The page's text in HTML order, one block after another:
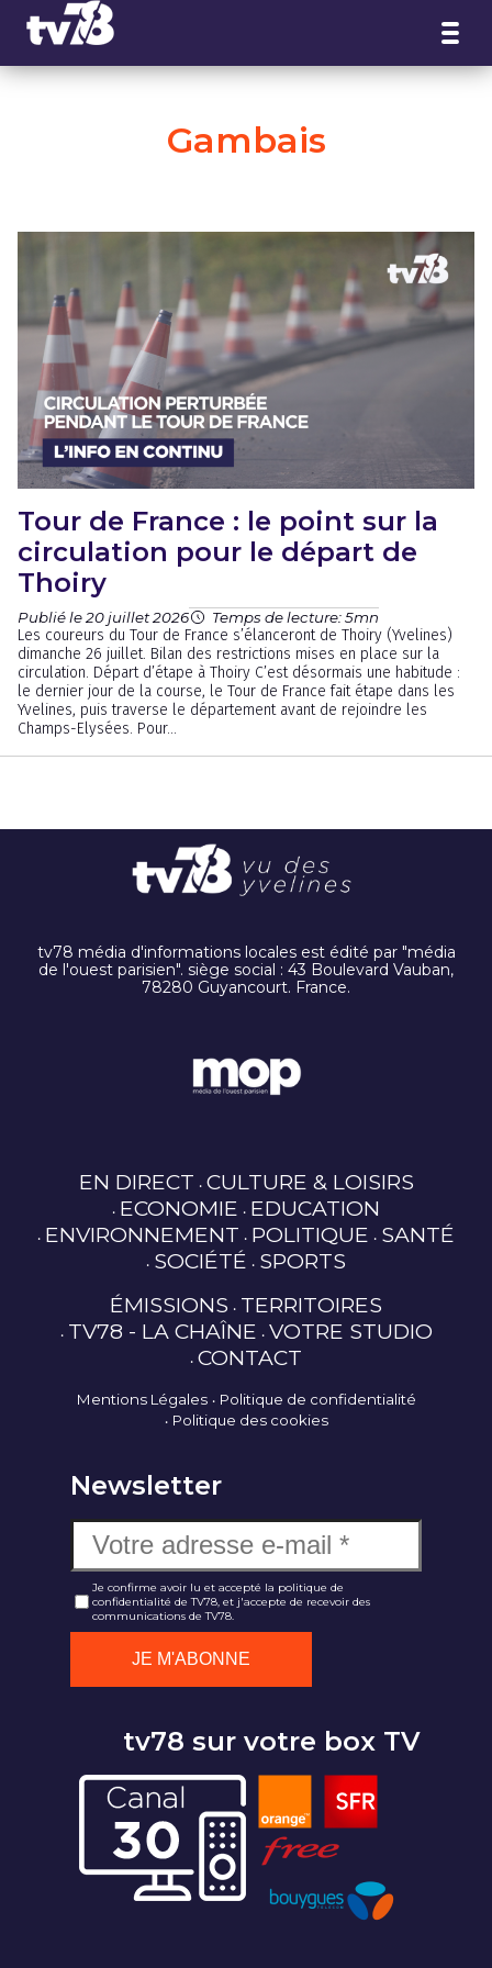
Gambais
Tour de France : le point sur la
circulation pour le départ de
Thoiry
Publié le 20 juillet 2026 Temps de lecture: 5mn
Les coureurs du Tour de France s’élanceront de Thoiry (Yvelines)
dimanche 26 juillet. Bilan des restrictions mises en place sur la
circulation. Départ d’étape à Thoiry C’est désormais une habitude :
le dernier jour de la course, le Tour de France fait étape dans les
Yvelines, puis traverse le département avant de rejoindre les
Champs-Elysées. Pour...
tv78 média d'informations locales est édité par "média
de l'ouest parisien". siège social : 43 Boulevard Vauban,
78280 Guyancourt. France.
EN DIRECT CULTURE & LOISIRS
ECONOMIE EDUCATION
ENVIRONNEMENT POLITIQUE SANTÉ
SOCIÉTÉ SPORTS
ÉMISSIONS TERRITOIRES
TV78 - LA CHAÎNE VOTRE STUDIO
CONTACT
Mentions Légales
Politique de confidentialité
Politique des cookies
Newsletter
Je confirme avoir lu et accepté la politique de
confidentialité de TV78, et j'accepte de recevoir des
communications de TV78.
tv78 sur votre box TV
Panneau de gestion des cookies